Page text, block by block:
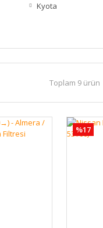
Kyota
Toplam 9 ürün
%17